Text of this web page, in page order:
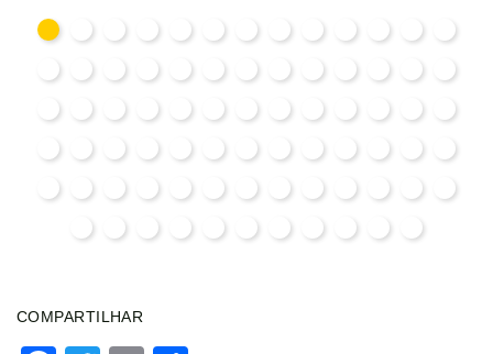
COMPARTILHAR